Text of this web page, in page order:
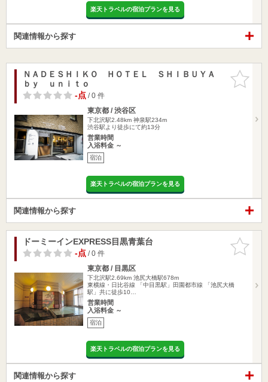
楽天トラベルの宿泊プランを見る
関連情報から探す
お気に入
りに追加
ＮＡＤＥＳＨＩＫＯ ＨＯＴＥＬ ＳＨＩＢＵＹＡ
ｂｙ ｕｎｉｔｏ
-点/ 0 件
東京都 / 渋谷区
下北沢駅2.48km 神泉駅234m
渋谷駅より徒歩にて約13分
営業時間
入浴料金 ～
宿泊
楽天トラベルの宿泊プランを見る
関連情報から探す
お気に入
りに追加
ドーミーインEXPRESS目黒青葉台
-点/ 0 件
東京都 / 目黒区
下北沢駅2.69km 池尻大橋駅678m
東横線・日比谷線 「中目黒駅」田園都市線 「池尻大橋
駅」共に徒歩10…
営業時間
入浴料金 ～
宿泊
楽天トラベルの宿泊プランを見る
関連情報から探す